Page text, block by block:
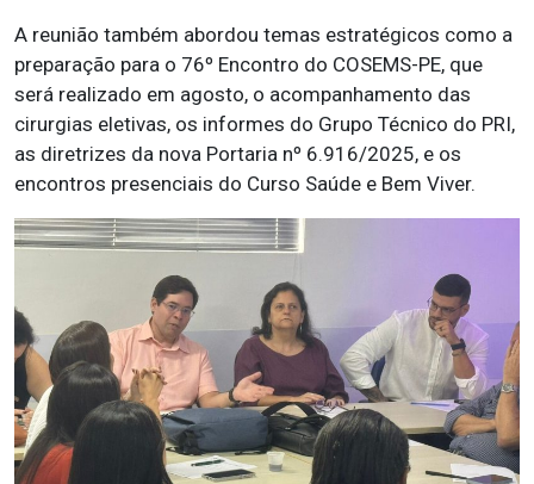
A reunião também abordou temas estratégicos como a
preparação para o 76º Encontro do COSEMS-PE, que
será realizado em agosto, o acompanhamento das
cirurgias eletivas, os informes do Grupo Técnico do PRI,
as diretrizes da nova Portaria nº 6.916/2025, e os
encontros presenciais do Curso Saúde e Bem Viver.